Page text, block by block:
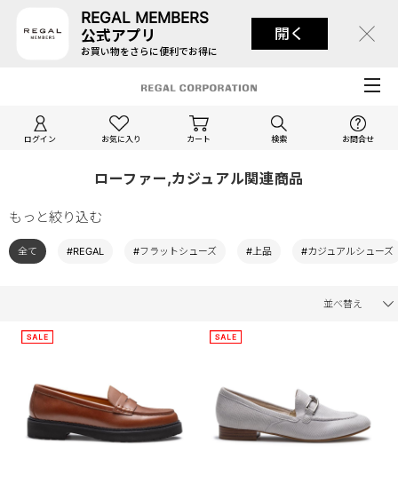
REGAL MEMBERS
公式アプリ
お買い物をさらに便利でお得に
開く
ログイン お気に入り カート 検索 お問合せ
ローファー,カジュアル関連商品
もっと絞り込む
全て #REGAL #フラットシューズ #上品 #カジュアルシューズ
並べ替え